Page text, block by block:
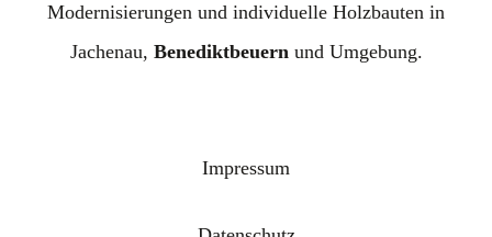
Modernisierungen und individuelle Holzbauten in
Jachenau, Benediktbeuernund Umgebung.
Impressum